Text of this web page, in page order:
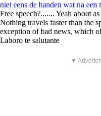
niet eens de handen wat na een
Free speech?....... Yeah about
Nothing travels faster than the
exception of bad news, which
Laboro te salutante
▼